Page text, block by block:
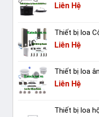
Liên Hệ
Thiết bị loa
Liên Hệ
Thiết bị loa
Liên Hệ
Thiết bị loa